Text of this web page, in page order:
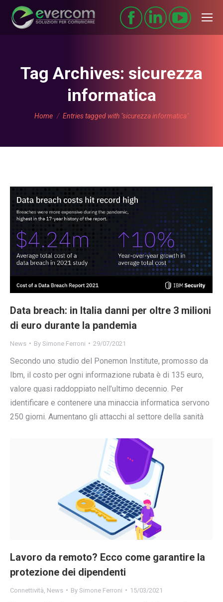
Tag Archives: sicurezza
informatica
You are here:
Home Entries tagged with "sicurezza informatica"
Data breach: in Italia danni per oltre 3 milioni
di euro durante la pandemia
News By Simone Ferroni 29/07/2021
Secondo uno studio del Ponemon Institute, promosso da
Ibm, il costo per ogni informazione rubata è di 135 euro,
valore quasi raddoppiato nell’ultimo decennio. Per
identificare e contenere una minaccia informatica servono
250 giorni. Aumentano gli attacchi al settore della sanità
Lavoro da remoto? Ecco come garantire la
protezione dei dipendenti
Connettività News By Simone Ferroni 15/03/2021